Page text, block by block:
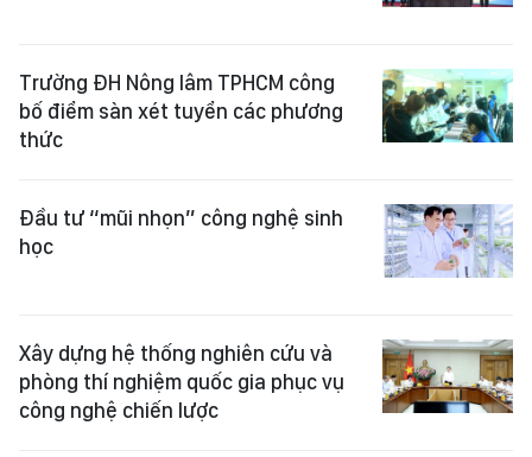
Trường ĐH Nông lâm TPHCM công
bố điểm sàn xét tuyển các phương
thức
Đầu tư “mũi nhọn” công nghệ sinh
học
Xây dựng hệ thống nghiên cứu và
phòng thí nghiệm quốc gia phục vụ
công nghệ chiến lược